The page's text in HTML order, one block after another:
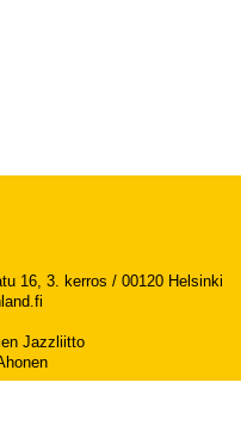
16, 3. kerros / 00120 Helsinki
Jazzliitto